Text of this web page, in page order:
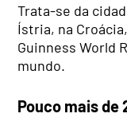
Trata-se da
Ístria, na
Guinness World
mundo.
Pouco mais de